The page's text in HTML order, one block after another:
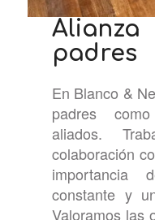
padres
En Blanco &
padres
aliados.
colaboración
importancia
constante y
Valoramos las